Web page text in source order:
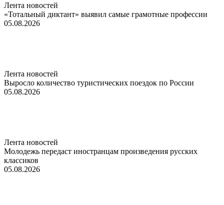
Лента новостей
«Тотальный диктант» выявил самые грамотные профессии
05.08.2026
Лента новостей
Выросло количество туристических поездок по России
05.08.2026
Лента новостей
Молодежь передаст иностранцам произведения русских
классиков
05.08.2026